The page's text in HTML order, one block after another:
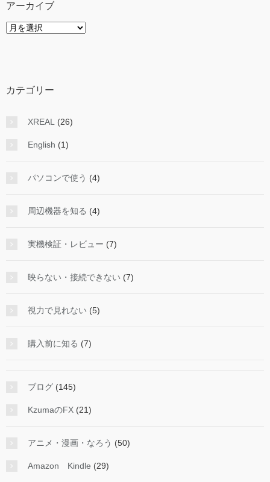
アーカイブ
ア
カテゴリー
XREAL (26)
English (1)
パソコンで使う (4)
周辺機器を知る (4)
実機検証・レビュー (7)
映らない・接続できない (7)
視力で見れない (5)
購入前に知る (7)
ブログ (145)
KzumaのFX (21)
アニメ・漫画・なろう (50)
Amazon Kindle (29)